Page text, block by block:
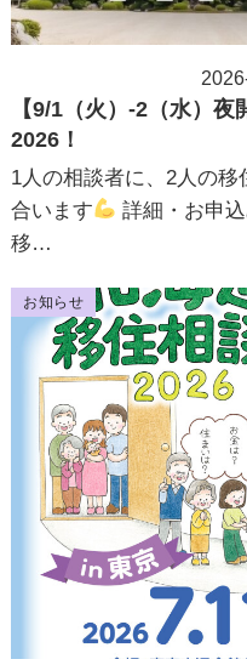
【9/1（火）-2（水）
2026！
1人の相談者に、2人の
合います
詳細・お申
移…
投稿
お知らせ